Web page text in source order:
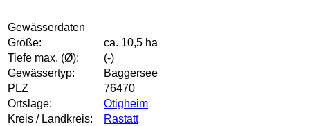
Gewässerdaten
Größe:
ca. 10,5 ha
Tiefe max. (Ø):
(-)
Gewässertyp:
Baggersee
PLZ
76470
Ortslage:
Ötigheim
Kreis / Landkreis:
Rastatt